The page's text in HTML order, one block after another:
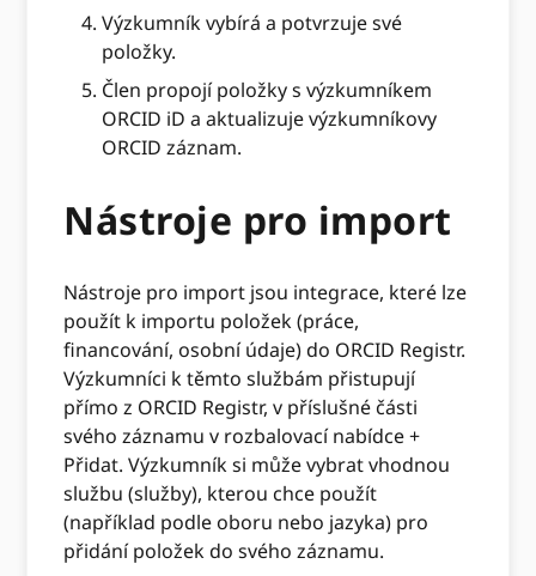
Výzkumník vybírá a potvrzuje své
položky.
Člen propojí položky s výzkumníkem
ORCID iD a aktualizuje výzkumníkovy
ORCID záznam.
Nástroje pro import
Nástroje pro import jsou integrace, které lze
použít k importu položek (práce,
financování, osobní údaje) do ORCID Registr.
Výzkumníci k těmto službám přistupují
přímo z ORCID Registr, v příslušné části
svého záznamu v rozbalovací nabídce +
Přidat. Výzkumník si může vybrat vhodnou
službu (služby), kterou chce použít
(například podle oboru nebo jazyka) pro
přidání položek do svého záznamu.